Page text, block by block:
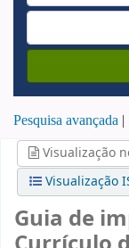
Pesquisa avançada
Visualização
Visualização
Guia de